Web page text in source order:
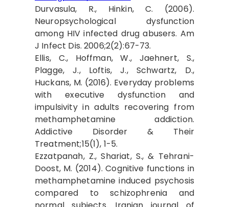
Durvasula, R., Hinkin, C. (2006).
Neuropsychological dysfunction
among HIV infected drug abusers. Am
J Infect Dis. 2006;2(2):67-73.
Ellis, C., Hoffman, W., Jaehnert, S.,
Plagge, J., Loftis, J., Schwartz, D.,
Huckans, M. (2016). Everyday problems
with executive dysfunction and
impulsivity in adults recovering from
methamphetamine addiction.
Addictive Disorder & Their
Treatment;15(1), 1-5.
Ezzatpanah, Z., Shariat, S., & Tehrani-
Doost, M. (2014). Cognitive functions in
methamphetamine induced psychosis
compared to schizophrenia and